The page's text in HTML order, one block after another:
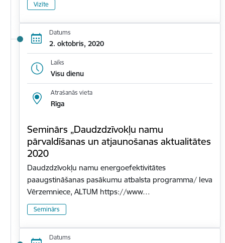
Vizīte
Datums
2. oktobris, 2020
Laiks
Visu dienu
Atrašanās vieta
Rīga
Seminārs „Daudzdzīvokļu namu
pārvaldīšanas un atjaunošanas aktualitātes
2020
Daudzdzīvokļu namu energoefektivitātes
paaugstināšanas pasākumu atbalsta programma/ Ieva
Vērzemniece, ALTUM https://www…
Seminārs
Datums